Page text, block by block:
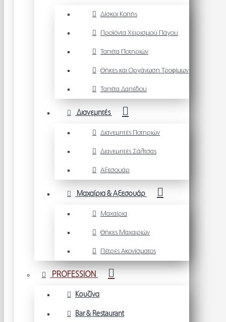
Δίσκοι Κοπής
Προϊόντα Χειρισμού Πάγου
Ταπέτα Ποτηριών
Θήκες και Οργάνωση Τροφίμων
Ταπέτα Δαπέδου
Διανεμητές
Διανεμητές Ποτηριών
Διανεμητές Σάλτσας
Αξεσουάρ
Μαχαίρια & Αξεσουάρ
Μαχαίρια
Θήκες Μαχαιριών
Πέτρες Ακονίσματος
PROFESSION
Κουζίνα
Bar & Restaurant